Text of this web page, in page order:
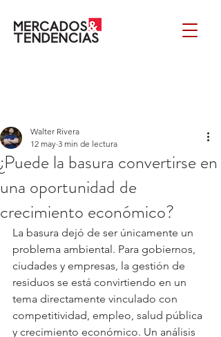
¿Puede la basura convertirse en
una oportunidad de
crecimiento económico?
Walter Rivera
12 may 3 min de lectura
La basura dejó de ser únicamente un
problema ambiental. Para gobiernos,
ciudades y empresas, la gestión de
residuos se está convirtiendo en un
tema directamente vinculado con
competitividad, empleo, salud pública
y crecimiento económico. Un análisis